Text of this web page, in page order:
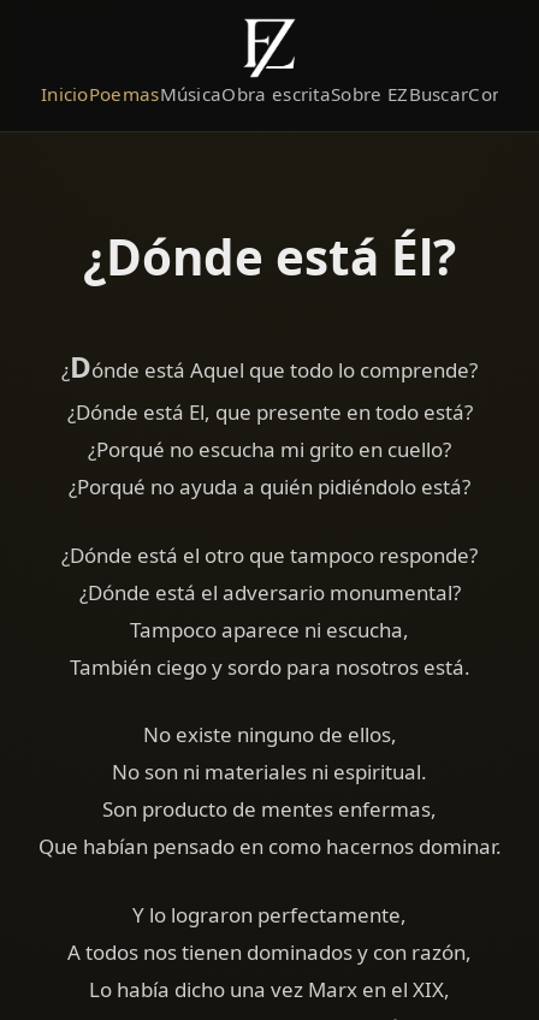
InicioPoemasMúsicaObra escritaSobre EZBuscar
¿Dónde está Él?
¿Dónde está Aquel que todo lo comprende?
¿Dónde está El, que presente en todo está?
¿Porqué no escucha mi grito en cuello?
¿Porqué no ayuda a quién pidiéndolo está?
¿Dónde está el otro que tampoco responde?
¿Dónde está el adversario monumental?
Tampoco aparece ni escucha,
También ciego y sordo para nosotros está.
No existe ninguno de ellos,
No son ni materiales ni espiritual.
Son producto de mentes enfermas,
Que habían pensado en como hacernos dominar.
Y lo lograron perfectamente,
A todos nos tienen dominados y con razón,
Lo había dicho una vez Marx en el XIX,